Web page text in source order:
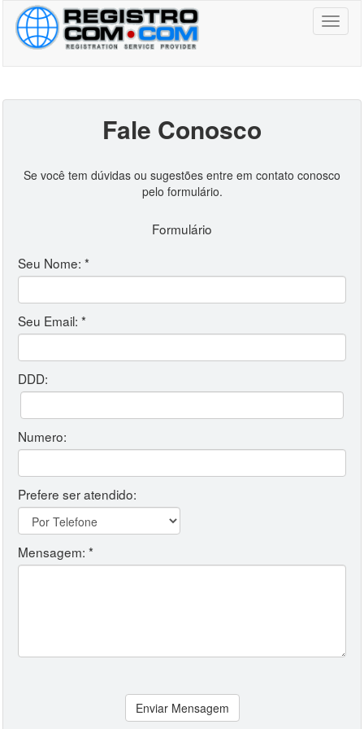
Toggle
Fale Conosco
Se você tem dúvidas ou sugestões entre em contato conosco
pelo formulário.
Formulário
Seu Nome: *
Seu Email: *
DDD:
Numero:
Prefere ser atendido:
Mensagem: *
Enviar Mensagem